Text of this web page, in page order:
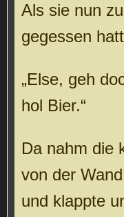
Als sie nun
gegessen
„Else, geh
hol Bier.“
Da nahm die
von der
und klappte